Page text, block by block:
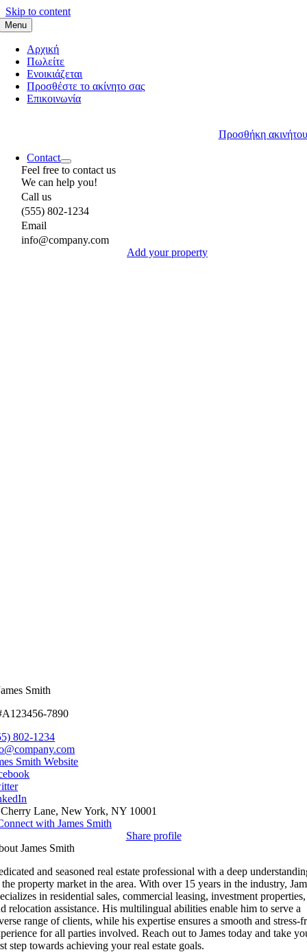
Skip to content
Menu
Αρχική
Πωλείτε
Ενοικιάζεται
Προσθέστε το ακίνητο σας
Επικοινωνία
Προσθήκη ακινήτου
Contact
Feel free to contact us
We can help you!
Call us
(555) 802-1234
Email
info@company.com
Add your property
Smith
7890
802-1234
Smith Website
Lane, New York, NY 10001
with James Smith
Share profile
James Smith
and seasoned real estate professional with a deep
property market in the area. With over 15 years in the industry,
in residential sales, commercial leasing, investment properties,
relocation assistance. His multilingual abilities enable him to serve a
range of clients, while his expertise ensures a smooth and stress-
for all parties involved. Reach out to James today and take
step towards achieving your real estate goals.